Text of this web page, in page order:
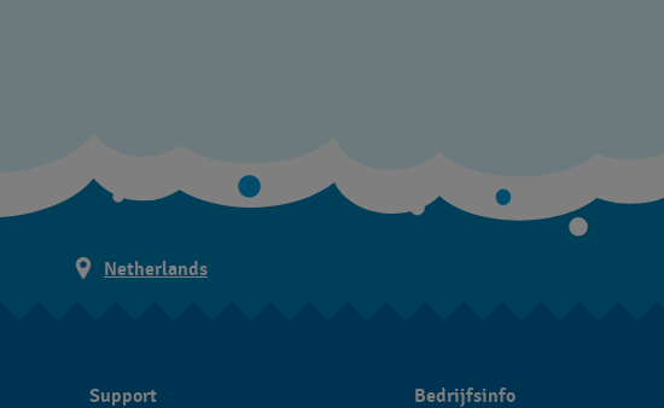
Netherlands
Support Bedrijfsinfo